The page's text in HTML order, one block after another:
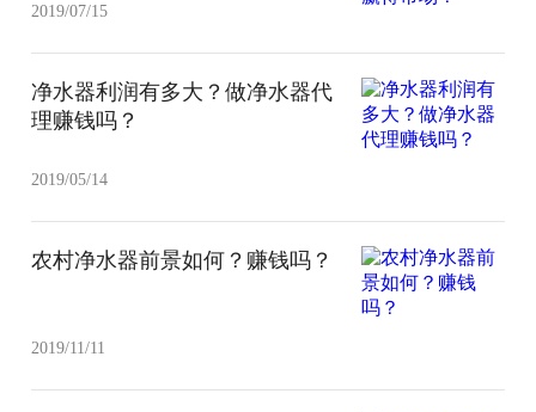
2019/07/15
净水器利润有多大？做净水器代
理赚钱吗？
2019/05/14
农村净水器前景如何？赚钱吗？
2019/11/11